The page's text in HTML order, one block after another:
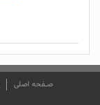
صـفحه اصلی